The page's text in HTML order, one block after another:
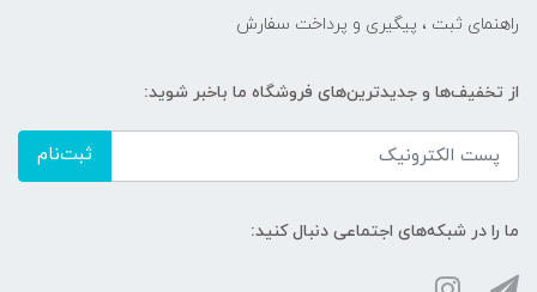
راهنمای ثبت ، پیگیری و پرداخت سفارش
از تخفیف‌ها و جدیدترین‌های فروشگاه ما باخبر شوید:
ثبت‌نام
ما را در شبکه‌های اجتماعی دنبال کنید: